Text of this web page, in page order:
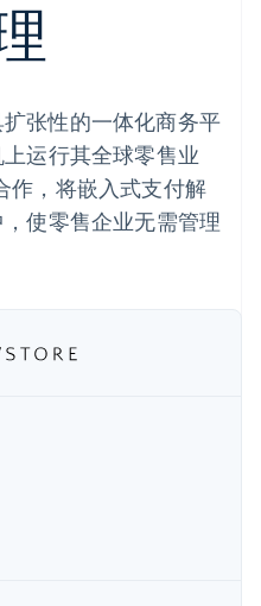
增值
化
告
休闲
市场
费
和管理服
度大会
张性的一体化商务平
运行其全球零售业
作，将嵌入式支付解
使零售企业无需管理